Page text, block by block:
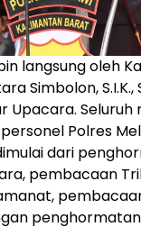
langsung oleh
Simbolon, S.I.K.,
Upacara. Seluruh
Polres
dari
pembacaan